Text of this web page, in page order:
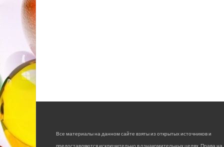
Все материалы на данном сайте взяты из открытых источников и
предоставляются исключительно в ознакомительных целях. Права на